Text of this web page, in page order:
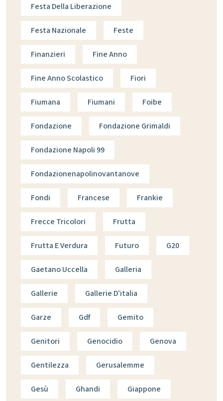
Festa Della Liberazione
Festa Nazionale Feste
Finanzieri Fine Anno
Fine Anno Scolastico Fiori
Fiumana Fiumani Foibe
Fondazione Fondazione Grimaldi
Fondazione Napoli 99
Fondazionenapolinovantanove
Fondi Francese Frankie
Frecce Tricolori Frutta
Frutta E Verdura Futuro G20
Gaetano Uccella Galleria
Gallerie Gallerie D'italia
Garze Gdf Gemito
Genitori Genocidio Genova
Gentilezza Gerusalemme
Gesù Ghandi Giappone